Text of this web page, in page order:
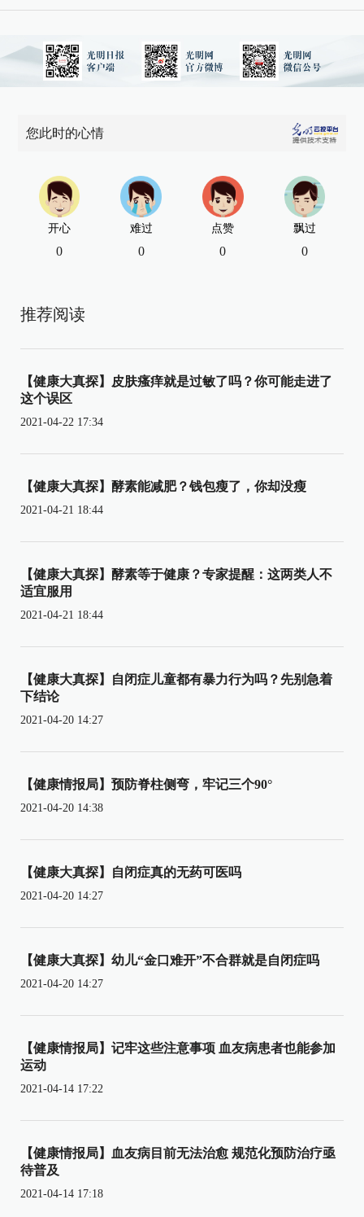
您此时的心情
开心
0
难过
0
点赞
0
飘过
0
推荐阅读
【健康大真探】皮肤瘙痒就是过敏了吗？你可能走进了
这个误区
2021-04-22 17:34
【健康大真探】酵素能减肥？钱包瘦了，你却没瘦
2021-04-21 18:44
【健康大真探】酵素等于健康？专家提醒：这两类人不
适宜服用
2021-04-21 18:44
【健康大真探】自闭症儿童都有暴力行为吗？先别急着
下结论
2021-04-20 14:27
【健康情报局】预防脊柱侧弯，牢记三个90°
2021-04-20 14:38
【健康大真探】自闭症真的无药可医吗
2021-04-20 14:27
【健康大真探】幼儿“金口难开”不合群就是自闭症吗
2021-04-20 14:27
【健康情报局】记牢这些注意事项 血友病患者也能参加
运动
2021-04-14 17:22
【健康情报局】血友病目前无法治愈 规范化预防治疗亟
待普及
2021-04-14 17:18